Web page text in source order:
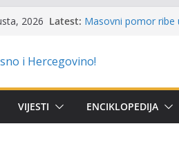
2026 Latest: Masovni pomor ribe
Poziv za učešće u
Obavještenje
osobe sa invaliditetom
VIJESTI ENCIKLOPEDIJA